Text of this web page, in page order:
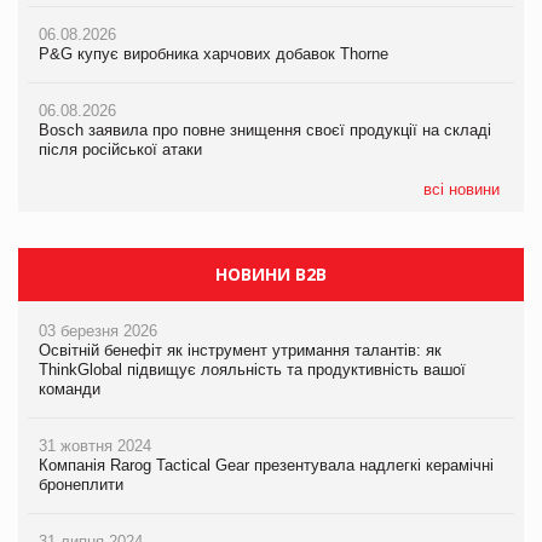
06.08.2026
P&G купує виробника харчових добавок Thorne
06.08.2026
Bosch заявила про повне знищення своєї продукції на складі
після російської атаки
всі новини
новинки від ТМ ТОКЕРИ
Сергій Лісунов про заморожені хлібобулочні вироби на
06.08.2026
P&G купує виробника харчових добавок Thorne
06.08.2026
Bosch заявила про повне знищення своєї продукції на складі
після російської атаки
НОВИНИ B2B
03 березня 2026
Освітній бенефіт як інструмент утримання талантів: як
ThinkGlobal підвищує лояльність та продуктивність вашої
команди
31 жовтня 2024
Компанія Rarog Tactical Gear презентувала надлегкі керамічні
бронеплити